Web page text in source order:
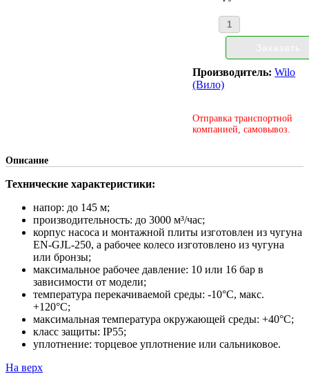
Производитель:Wilo
(Вило)
Отправка транспортной
компанией, самовывоз.
Описание
Технические характеристики:
напор: до 145 м;
производительность: до 3000 м³/час;
корпус насоса и монтажной плиты изготовлен из чугуна
EN-GJL-250, а рабочее колесо изготовлено из чугуна
или бронзы;
максимальное рабочее давление: 10 или 16 бар в
зависимости от модели;
температура перекачиваемой среды: -10°С, макс.
+120°С;
максимальная температура окружающей среды: +40°С;
класс защиты: IP55;
уплотнение: торцевое уплотнение или сальниковое.
На верх